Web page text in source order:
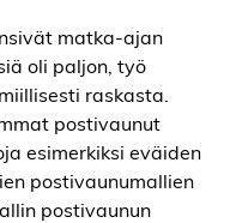
matka-ajan
oli paljon, työ
raskasta.
postivaunut
esimerkiksi eväiden
postivaunumallien
postivaunun